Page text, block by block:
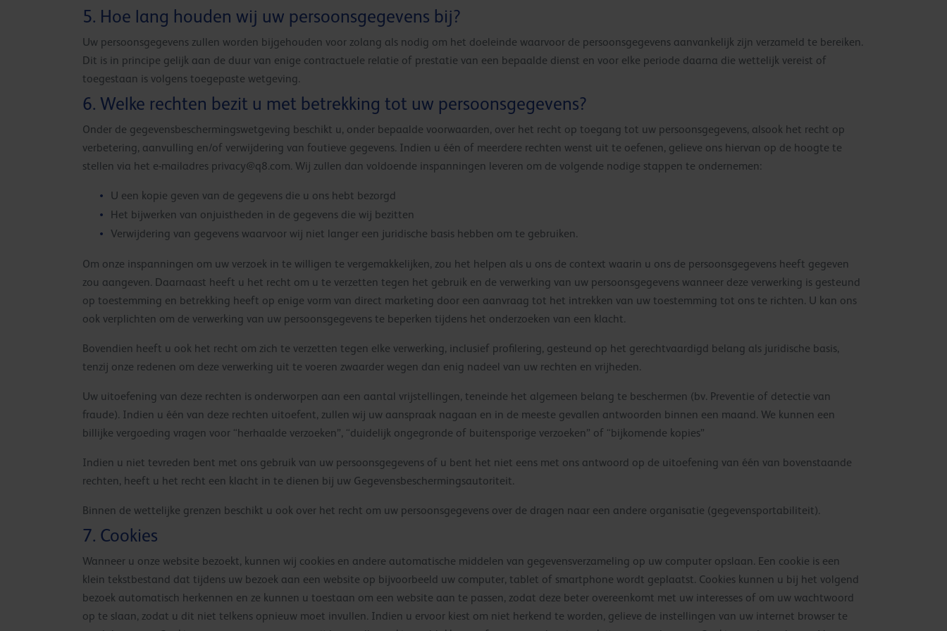
5. Hoe lang houden wij uw persoonsgegevens bij?
Uw persoonsgegevens zullen worden bijgehouden voor zolang als nodig om het doeleinde waarvoor de persoonsgegevens aanvankelijk zijn verzameld te bereiken.
Dit is in principe gelijk aan de duur van enige contractuele relatie of prestatie van een bepaalde dienst en voor elke periode daarna die wettelijk vereist of
toegestaan is volgens toegepaste wetgeving.
6. Welke rechten bezit u met betrekking tot uw persoonsgegevens?
Onder de gegevensbeschermingswetgeving beschikt u, onder bepaalde voorwaarden, over het recht op toegang tot uw persoonsgegevens, alsook het recht op
verbetering, aanvulling en/of verwijdering van foutieve gegevens. Indien u één of meerdere rechten wenst uit te oefenen, gelieve ons hiervan op de hoogte te
stellen via het e-mailadres privacy@q8.com. Wij zullen dan voldoende inspanningen leveren om de volgende nodige stappen te ondernemen:
U een kopie geven van de gegevens die u ons hebt bezorgd
Het bijwerken van onjuistheden in de gegevens die wij bezitten
Verwijdering van gegevens waarvoor wij niet langer een juridische basis hebben om te gebruiken.
Om onze inspanningen om uw verzoek in te willigen te vergemakkelijken, zou het helpen als u ons de context waarin u ons de persoonsgegevens heeft gegeven
zou aangeven. Daarnaast heeft u het recht om u te verzetten tegen het gebruik en de verwerking van uw persoonsgegevens wanneer deze verwerking is gesteund
op toestemming en betrekking heeft op enige vorm van direct marketing door een aanvraag tot het intrekken van uw toestemming tot ons te richten. U kan ons
ook verplichten om de verwerking van uw persoonsgegevens te beperken tijdens het onderzoeken van een klacht.
Bovendien heeft u ook het recht om zich te verzetten tegen elke verwerking, inclusief profilering, gesteund op het gerechtvaardigd belang als juridische basis,
tenzij onze redenen om deze verwerking uit te voeren zwaarder wegen dan enig nadeel van uw rechten en vrijheden.
Uw uitoefening van deze rechten is onderworpen aan een aantal vrijstellingen, teneinde het algemeen belang te beschermen (bv. Preventie of detectie van
fraude). Indien u één van deze rechten uitoefent, zullen wij uw aanspraak nagaan en in de meeste gevallen antwoorden binnen een maand. We kunnen een
billijke vergoeding vragen voor “herhaalde verzoeken”, “duidelijk ongegronde of buitensporige verzoeken” of “bijkomende kopies”
Indien u niet tevreden bent met ons gebruik van uw persoonsgegevens of u bent het niet eens met ons antwoord op de uitoefening van één van bovenstaande
rechten, heeft u het recht een klacht in te dienen bij uw Gegevensbeschermingsautoriteit.
Binnen de wettelijke grenzen beschikt u ook over het recht om uw persoonsgegevens over de dragen naar een andere organisatie (gegevensportabiliteit).
7. Cookies
Wanneer u onze website bezoekt, kunnen wij cookies en andere automatische middelen van gegevensverzameling op uw computer opslaan. Een cookie is een
klein tekstbestand dat tijdens uw bezoek aan een website op bijvoorbeeld uw computer, tablet of smartphone wordt geplaatst. Cookies kunnen u bij het volgend
bezoek automatisch herkennen en ze kunnen u toestaan om een website aan te passen, zodat deze beter overeenkomt met uw interesses of om uw wachtwoord
op te slaan, zodat u dit niet telkens opnieuw moet invullen. Indien u ervoor kiest om niet herkend te worden, gelieve de instellingen van uw internet browser te